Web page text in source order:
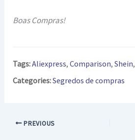
Boas Compras!
Tags:Aliexpress,Comparison,Shein,
Categories:Segredos de compras
PREVIOUS